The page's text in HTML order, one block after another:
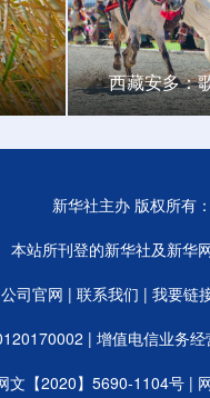
西藏安多：
新华社主办 版权所有
本站所刊登的新华社及新华
公司官网 | 联系我们 | 我要链
| 增值电信业务
文【2020】5690-1104号|